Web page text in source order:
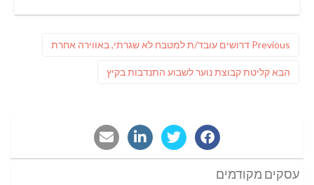
Previous
Previous
דרושים עובד/ת למטבח לא שגרתי, באווירה אחרת
הבאפוסט
קליטת קבוצת נוער לשבוע התנדבות בקיץ
עסקים מקודמים